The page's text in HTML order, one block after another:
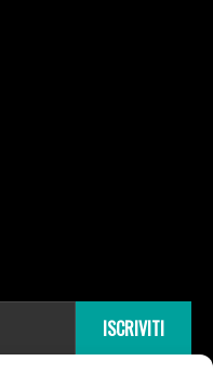
ISCRIVITI